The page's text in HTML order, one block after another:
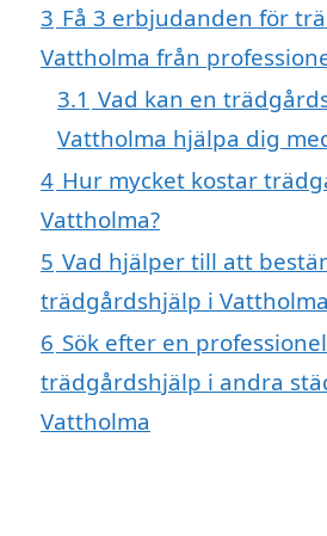
3 Få 3 erbjudanden för
Vattholma från
3.1 Vad kan en
Vattholma hjälpa dig
4 Hur mycket kostar
Vattholma?
5 Vad hjälper till att
trädgårdshjälp i
6 Sök efter en
trädgårdshjälp i andra
Vattholma